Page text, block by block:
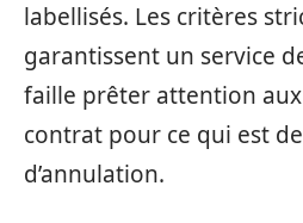
labellisés. Les critères
garantissent un service
faille prêter attention
contrat pour ce qui est
d’annulation.